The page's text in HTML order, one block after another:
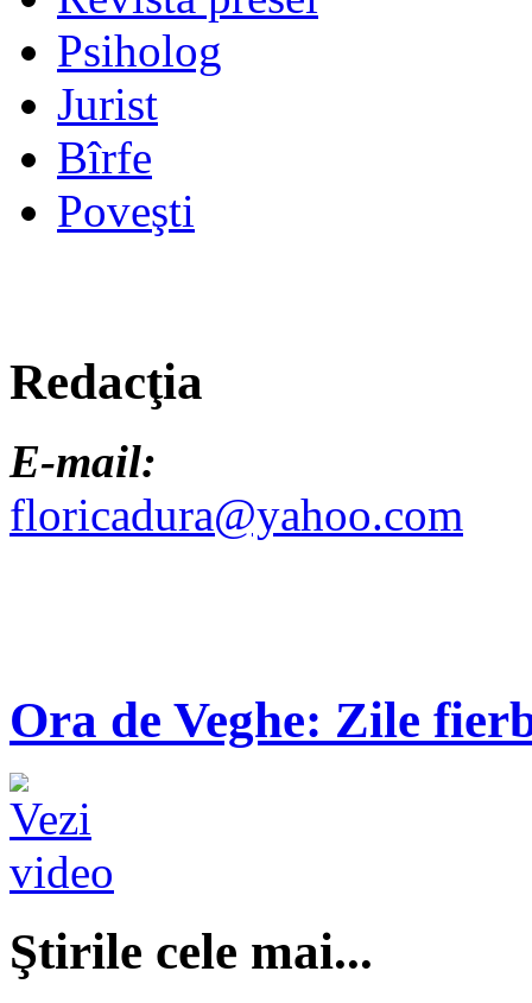
Psiholog
Jurist
Bîrfe
Poveşti
Redacţia
E-mail:
floricadura@yahoo.com
Ora de Veghe: Zile
Ştirile cele mai...